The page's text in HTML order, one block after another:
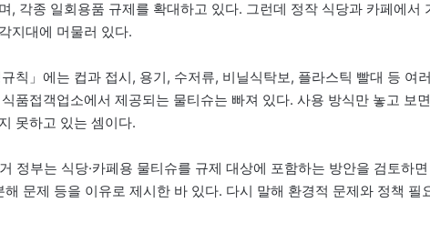
, 각종 일회용품 규제를 확대하고 있다. 그런데 정작 식당과 카페에서
지대에 머물러 있다.
칙」에는 컵과 접시, 용기, 수저류, 비닐식탁보, 플라스틱 빨대 등 여러
품접객업소에서 제공되는 물티슈는 빠져 있다. 사용 방식만 놓고 보면
못하고 있는 셈이다.
정부는 식당·카페용 물티슈를 규제 대상에 포함하는 방안을 검토하면
문제 등을 이유로 제시한 바 있다. 다시 말해 환경적 문제와 정책 필